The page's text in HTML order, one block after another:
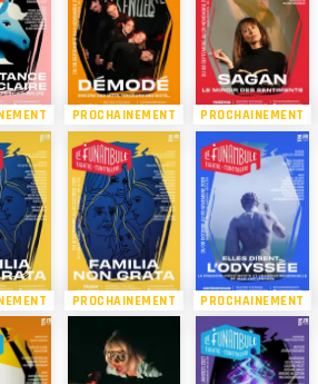
PROCHAINEMENT PROCHAINEMENT
PROCHAINEMENT PROCHAINEMENT